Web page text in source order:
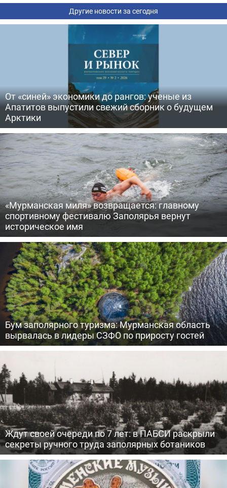
Другие новости за сегодня
От «синей» экономики до рангов: ученые из
Апатитов выпустили свежий сборник о будущем
Арктики
«Мурманская миля» возвращается: главному
спортивному фестивалю Заполярья вернут
историческое имя
Бум заполярного туризма: Мурманская область
вырвалась в лидеры СЗФО по приросту гостей
Ждут своей очереди по 7 лет: в ПАБСИ раскрыли
секреты ручного труда заполярных ботаников